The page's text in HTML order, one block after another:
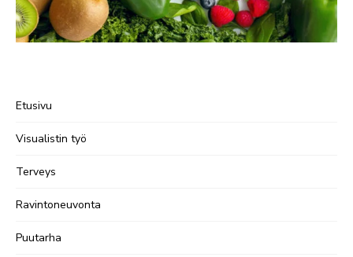
Etusivu
Visualistin työ
Terveys
Ravintoneuvonta
Puutarha